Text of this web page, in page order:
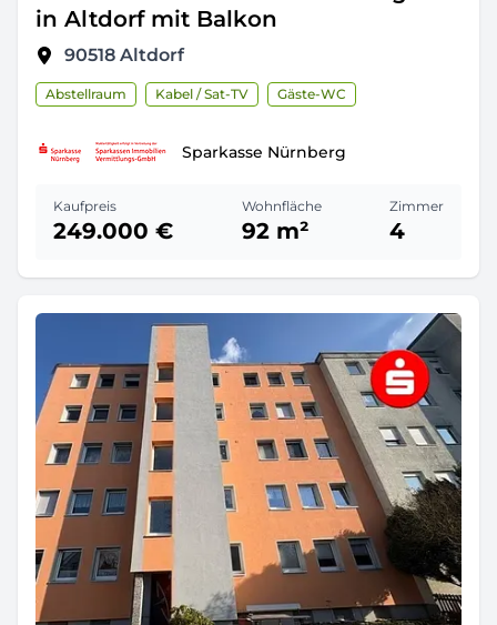
in Altdorf mit Balkon
90518 Altdorf
Abstellraum Kabel / Sat-TV Gäste-WC
Sparkasse Nürnberg
Kaufpreis
249.000 €
Wohnfläche
92 m²
Zimmer
4